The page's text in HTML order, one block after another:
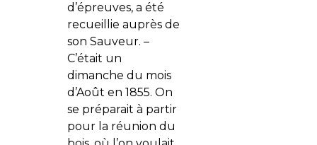
d’épreuves, a été
recueillie auprès de
son Sauveur. –
C’était un
dimanche du mois
d’Août en 1855. On
se préparait à partir
pour la réunion du